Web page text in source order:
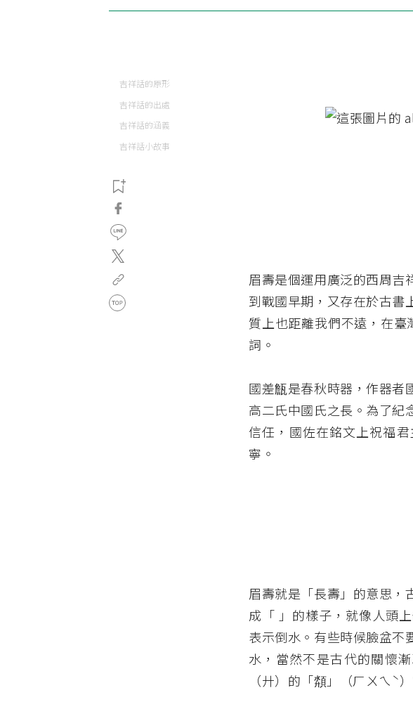
吉祥話的原形
吉祥話的出處
吉祥話的涵義
吉祥話小故事
眉壽是個運用廣泛的西周吉
到戰國早期，又存在於古書
質上也距離我們不遠，在
詞。
國差甔是春秋時器，作器
高二氏中國氏之長。為了紀
信任，國佐在銘文上祝福
寧。
眉壽就是「長壽」的意思，
成「 」的樣子，就像人頭
表示倒水。有些時候臉盆不
水，當然不是古代的關懷
（廾）的「頮」（ㄏㄨㄟˋ